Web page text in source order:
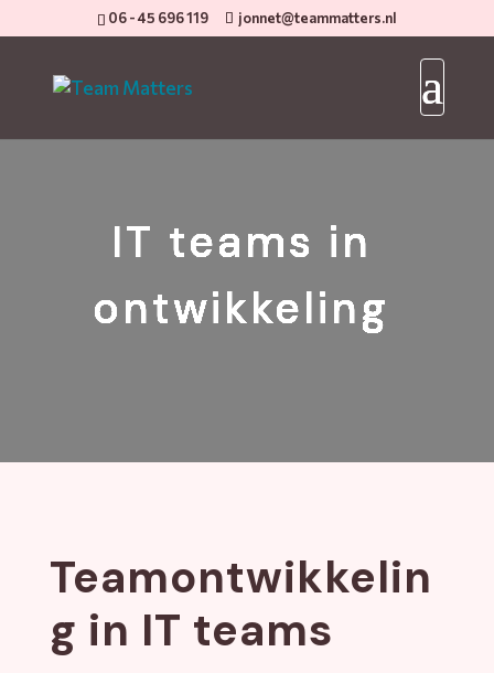
06 - 45 696 119 jonnet@teammatters.nl
IT teams in
ontwikkeling
Teamontwikkelin
g in IT teams